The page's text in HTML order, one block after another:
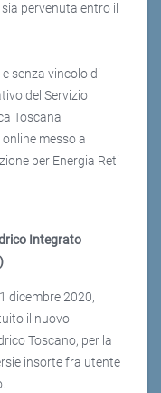
pervenuta entro il
senza vincolo di
del Servizio
Toscana
messo a
per Energia Reti
Integrato
dicembre 2020,
il nuovo
Toscano, per la
insorte fra utente